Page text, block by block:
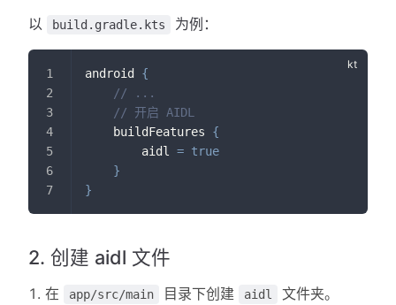
以 build.gradle.kts 为例：
android {
// ...
// 开启 AIDL
    buildFeatures
{
        aidl
= true
}
}
2. 创建 aidl 文件
在 app/src/main 目录下创建 aidl
文件夹。